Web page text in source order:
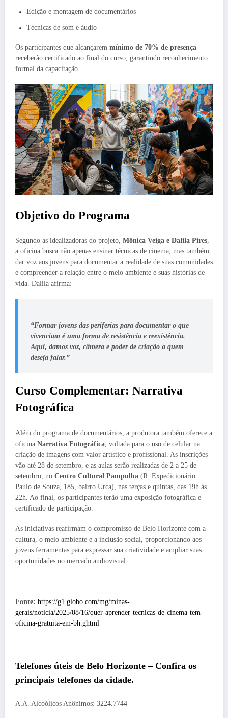
Edição e montagem de documentários
Técnicas de som e áudio
Os participantes que alcançarem mínimo de 70% de presença
receberão certificado ao final do curso, garantindo reconhecimento
formal da capacitação.
Objetivo do Programa
Segundo as idealizadoras do projeto, Mônica Veiga e Dalila Pires,
a oficina busca não apenas ensinar técnicas de cinema, mas também
dar voz aos jovens para documentar a realidade de suas comunidades
e compreender a relação entre o meio ambiente e suas histórias de
vida. Dalila afirma:
“Formar jovens das periferias para documentar o que
vivenciam é uma forma de resistência e reexistência.
Aqui, damos voz, câmera e poder de criação a quem
deseja falar.”
Curso Complementar: Narrativa
Fotográfica
Além do programa de documentários, a produtora também oferece a
oficina Narrativa Fotográfica , voltada para o uso de celular na
criação de imagens com valor artístico e profissional. As inscrições
vão até 28 de setembro, e as aulas serão realizadas de 2 a 25 de
setembro, no Centro Cultural Pampulha (R. Expedicionário
Paulo de Souza, 185, bairro Urca), nas terças e quintas, das 19h às
22h. Ao final, os participantes terão uma exposição fotográfica e
certificado de participação.
As iniciativas reafirmam o compromisso de Belo Horizonte com a
cultura, o meio ambiente e a inclusão social, proporcionando aos
jovens ferramentas para expressar sua criatividade e ampliar suas
oportunidades no mercado audiovisual.
Fonte: https://g1.globo.com/mg/minas-
gerais/noticia/2025/08/16/quer-aprender-tecnicas-de-cinema-tem-
oficina-gratuita-em-bh.ghtml
Telefones úteis de Belo Horizonte – Confira os
principais telefones da cidade.
A.A. Alcoólicos Anônimos: 3224.7744